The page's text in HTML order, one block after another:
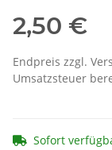
2,50 €
Endpreis zzgl.
Umsatzsteuer
Sofort